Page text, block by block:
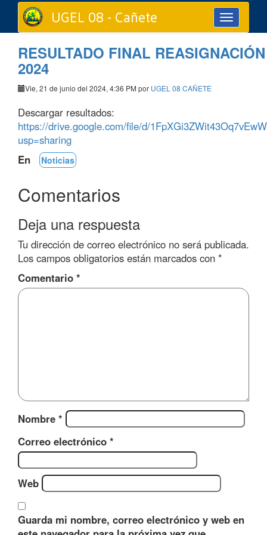
Toggle
navigation
UGEL 08 - Cañete
RESULTADO FINAL
2024
Vie, 21 de junio del 2024, 4:36 PM por UGEL 08 CAÑETE
Descargar resultados:
https://drive.google.com/file/d/
usp=sharing
En
Noticias
Comentarios
Deja una respuesta
Tu dirección de correo electrónico no será publicada.
Los campos obligatorios están marcados con *
Comentario *
Nombre *
Correo electrónico *
Web
Guarda mi nombre, correo electrónico y web en